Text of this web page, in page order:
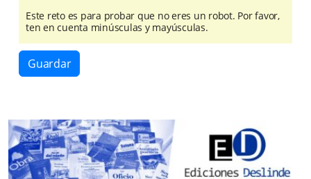
Este reto es para probar que no eres un robot. Por favor,
ten en cuenta minúsculas y mayúsculas.
Guardar